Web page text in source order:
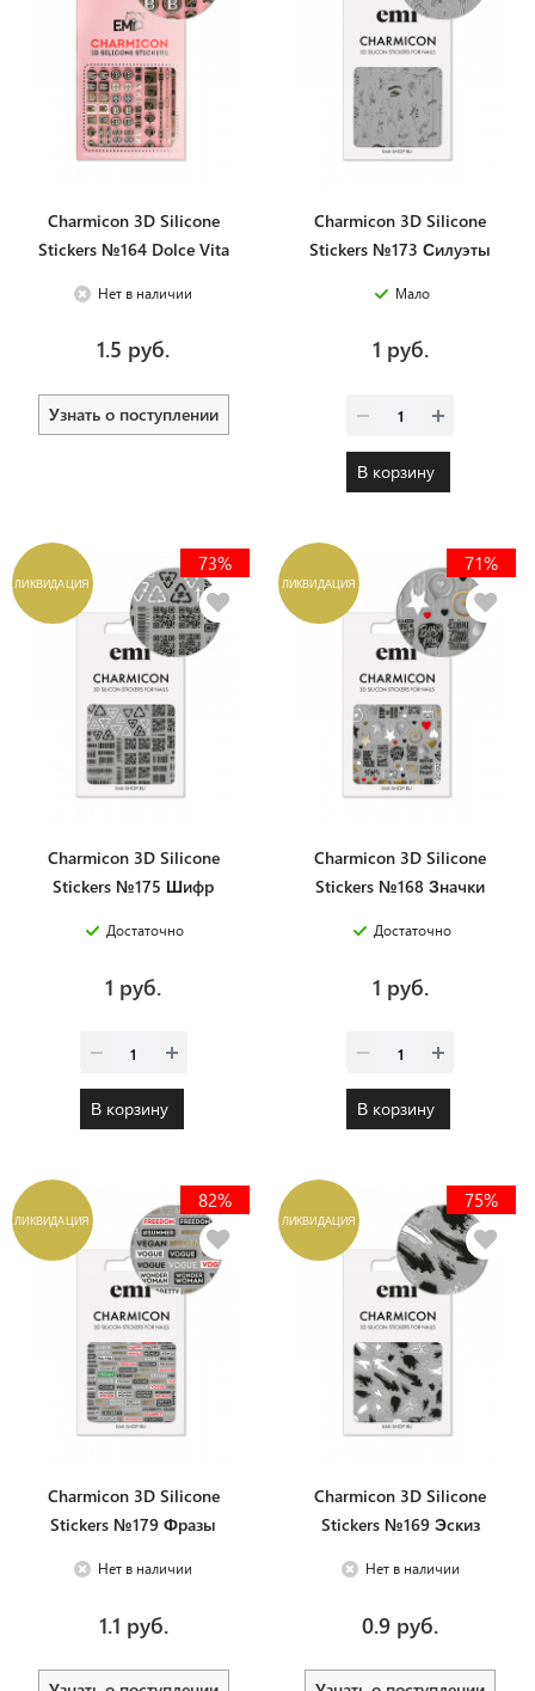
Charmicon 3D Silicone
Stickers №164 Dolce Vita
Нет в наличии
1.5 руб.
Узнать о поступлении
Charmicon 3D Silicone
Stickers №173 Силуэты
Мало
1 руб.
В корзину
ЛИКВИДАЦИЯ
73%
Charmicon 3D Silicone
Stickers №175 Шифр
Достаточно
1 руб.
В корзину
ЛИКВИДАЦИЯ
71%
Charmicon 3D Silicone
Stickers №168 Значки
Достаточно
1 руб.
В корзину
ЛИКВИДАЦИЯ
82%
Charmicon 3D Silicone
Stickers №179 Фразы
Нет в наличии
1.1 руб.
ЛИКВИДАЦИЯ
75%
Charmicon 3D Silicone
Stickers №169 Эскиз
Нет в наличии
0.9 руб.